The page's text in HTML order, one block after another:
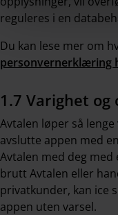
reguleres i en
Du kan lese mer om
personvernerklæring
1.7 Varighet og
Avtalen løper så
avslutte appen med
Avtalen med deg
brutt Avtalen eller
privatkunder, kan ice
appen uten varsel.